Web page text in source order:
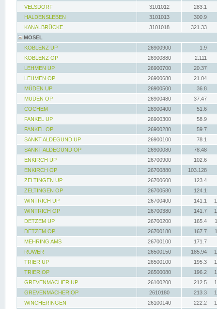
VELSDORF
3101012
283.1
HALDENSLEBEN
3101013
300.9
KANALBRÜCKE
3101018
321.33
MOSEL
KOBLENZ UP
26900900
1.9
KOBLENZ OP
26900880
2.111
LEHMEN UP
26900700
20.37
LEHMEN OP
26900680
21.04
MÜDEN UP
26900500
36.8
MÜDEN OP
26900480
37.47
COCHEM
26900400
51.6
FANKEL UP
26900300
58.9
FANKEL OP
26900280
59.7
SANKT ALDEGUND UP
26900100
78.1
SANKT ALDEGUND OP
26900080
78.48
ENKIRCH UP
26700900
102.6
ENKIRCH OP
26700880
103.128
ZELTINGEN UP
26700600
123.4
ZELTINGEN OP
26700580
124.1
WINTRICH UP
26700400 141.1
WINTRICH OP
26700380 141.7
DETZEM UP
26700200 165.4
DETZEM OP
26700180 167.7
MEHRING AMS
26700100
171.7
RUWER
26500150 185.94
TRIER UP
26500100 195.3
TRIER OP
26500080 196.2
GREVENMACHER UP
26100200 212.5
GREVENMACHER OP
2610180 213.3
WINCHERINGEN
26100140 222.2